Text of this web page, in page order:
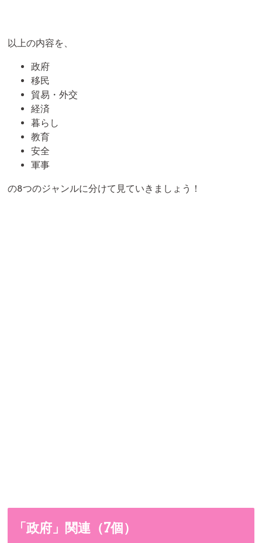
以上の内容を、
政府
移民
貿易・外交
経済
暮らし
教育
安全
軍事
の8つのジャンルに分けて見ていきましょう！
「政府」関連（7個）